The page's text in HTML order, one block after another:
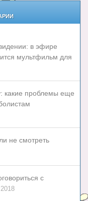
в эфире
мультфильм для
какие проблемы еще
не смотреть
с